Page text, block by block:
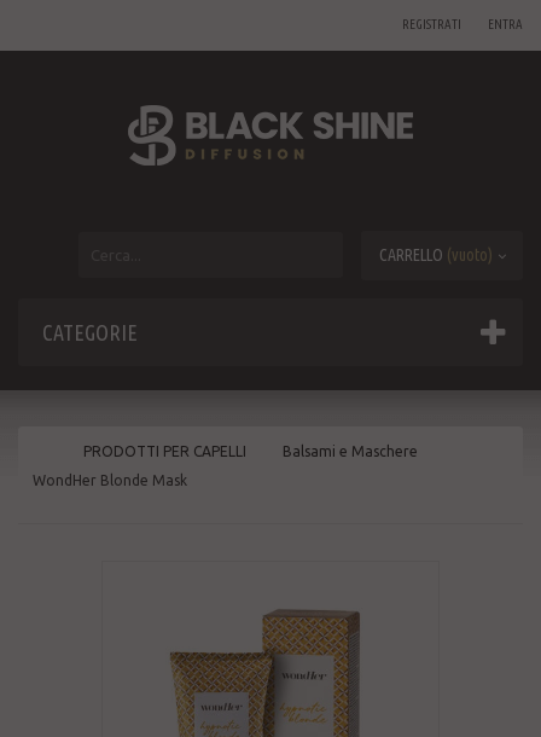
ENTRA
REGISTRATI
CARRELLO (vuoto)
CATEGORIE
PRODOTTI PER CAPELLI
Balsami e Maschere
WondHer Blonde Mask